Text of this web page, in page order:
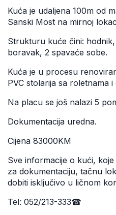
Kuća je udaljena 100m od
Sanski Most na mirnoj
Strukturu kuće čini:
boravak, 2 spavaće sobe.
Kuća je u procesu
PVC stolarija sa roletnama
Na placu se još nalazi 5
Dokumentacija uredna.
Cijena 83000KM
Sve informacije o kući,
za dokumentaciju, tačnu
dobiti isključivo u ličnom
Tel: 052/213-333☎